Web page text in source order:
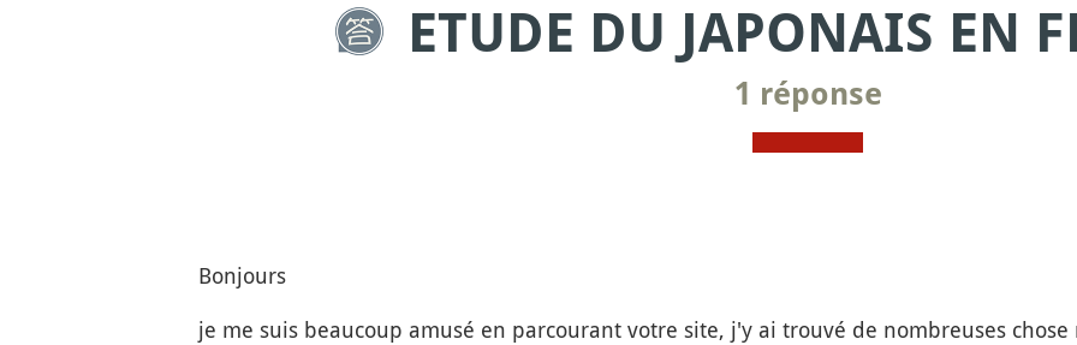
ETUDE DU JAPONAIS EN
1 réponse
Bonjours
je me suis beaucoup amusé en parcourant votre site, j'y ai trouvé de nombreuses